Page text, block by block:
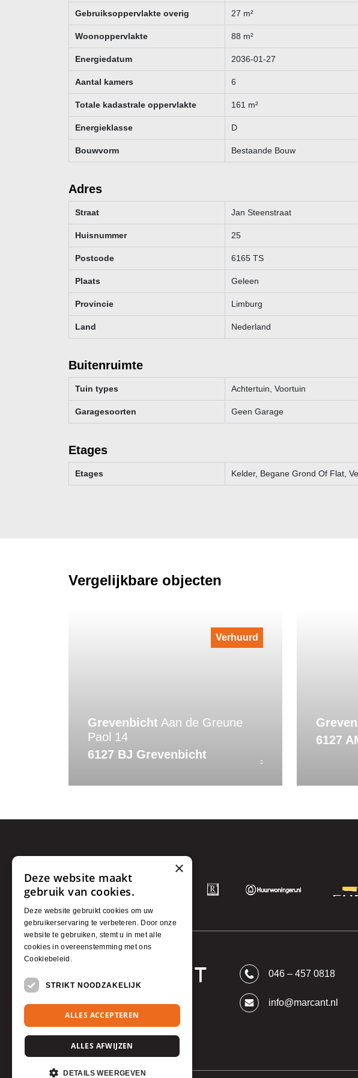
weergegeven maten en oppervlakten zijn indicatief.
Gebruiksoppervlakte overig 27 m²
Woonoppervlakte 88 m²
Energiedatum 2036-01-27
Aantal kamers 6
Totale kadastrale oppervlakte 161 m²
Energieklasse D
Bouwvorm Bestaande Bouw
Adres
Straat Jan Steenstraat
Huisnummer 25
Postcode 6165 TS
Plaats Geleen
Provincie Limburg
Land Nederland
Buitenruimte
Tuin types Achtertuin, Voortuin
Garagesoorten Geen Garage
Etages
Etages Kelder, Begane Grond Of Flat,
Vergelijkbare objecten
Grevenbicht Aan de Greune
Paol 14
6127 BJ Grevenbicht
Verhuurd
6127
046 – 457 0818
info@marcant.nl
×
Deze website maakt
gebruik van cookies.
Deze website gebruikt cookies om uw
gebruikerservaring te verbeteren. Door onze
website te gebruiken, stemt u in met alle
cookies in overeenstemming met ons
Cookiebeleid.
STRIKT NOODZAKELIJK
ALLES ACCEPTEREN
ALLES AFWIJZEN
DETAILS WEERGEVEN